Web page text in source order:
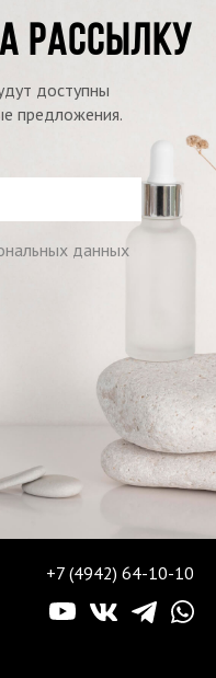
РАССЫЛКУ
доступны
предложения.
данных
+7 (4942) 64-10-10